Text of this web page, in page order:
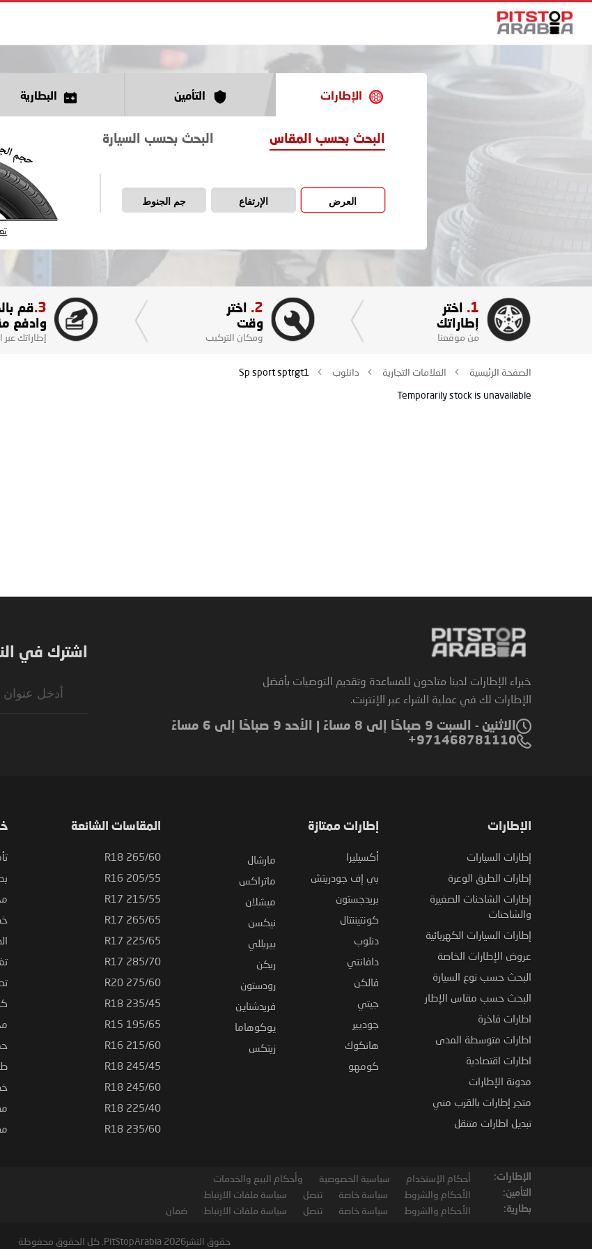
الإطارات التأمين البطارية
البحث بحسب المقاس البحث بحسب السيارة
العرض الإرتفاع جم الجنوط
1.
اختر
إطاراتك
من موقعنا
2.
اختر
وقت
ومكان التركيب
3. قم
وادفع
إطاراتك عبر
الصفحة الرئيسية العلامات التجارية دانلوب
Sp sport sptrgt1
Temporarily stock is unavailable
خبراء الإطارات لدينا متاحون للمساعدة وتقديم التوصيات بأفضل
الإطارات لك في عملية الشراء عبر الإنترنت.
الاثنين - السبت 9 صباحًا إلى 8 مساءً | الأحد 9 صباحًا إلى 6 مساءً
971468781110+
اشترك في
الإطارات
إطارات السيارات
إطارات الطرق الوعرة
إطارات الشاحنات الصغيرة
والشاحنات
إطارات السيارات الكهربائية
عروض الإطارات الخاصة
البحث حسب نوع السيارة
البحث حسب مقاس الإطار
اطارات فاخرة
اطارات متوسطة المدى
اطارات اقتصادية
مدونة الإطارات
متجر إطارات بالقرب مني
تبديل اطارات متنقل
إطارات ممتازة
أكسيليرا
بي إف جودريتش
بريدجستون
كونتيننتال
دنلوب
دافانتي
فالكن
جيتي
جوديير
هانكوك
كومهو
مارشال
ماتراكس
ميشلان
نيكسن
بيريللي
ريكن
رودستون
فريدشتاين
يوكوهاما
زيتكس
المقاسات الشائعة
265/60 R18
205/55 R16
215/55 R17
265/65 R17
225/65 R17
285/70 R17
275/60 R20
235/45 R18
195/65 R15
215/60 R16
245/45 R18
245/60 R18
225/40 R18
235/60 R18
الإطارات: أحكام الإستخدام سياسية الخصوصية وأحكام البيع والخدمات
التأمين: الأحكام والشروط سياسة خاصة تنصل سياسة ملفات الارتباط
بطارية: الأحكام والشروط سياسة خاصة تنصل سياسة ملفات الارتباط ضمان
حقوق النشر2026 PitStopArabia. كل الحقوق محفوظة